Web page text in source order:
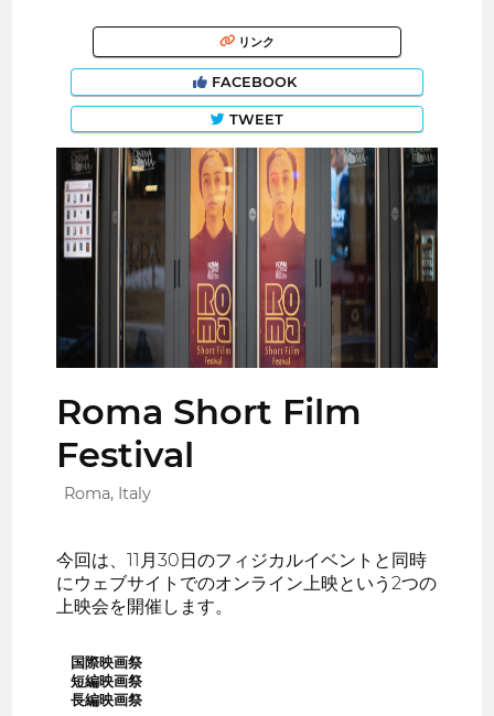
リンク
FACEBOOK
TWEET
Roma Short Film
Festival
Roma, Italy
今回は、11月30日のフィジカルイベントと同時
にウェブサイトでのオンライン上映という2つの
上映会を開催します。
国際映画祭
短編映画祭
長編映画祭